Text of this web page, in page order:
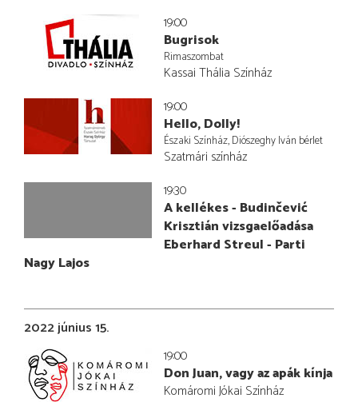
19:00
Bugrisok
Rimaszombat
Kassai Thália Színház
19:00
Hello, Dolly!
Északi Színház, Diószeghy Iván bérlet
Szatmári színház
19:30
A kellékes - Budinčević
Krisztián vizsgaelőadása
Eberhard Streul - Parti
Nagy Lajos
2022 június 15.
19:00
Don Juan, vagy az apák kínja
Komáromi Jókai Színház